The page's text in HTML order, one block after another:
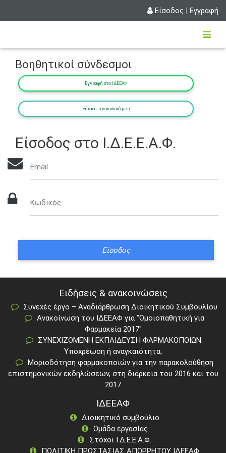
Είσοδος | Εγγραφή
Βοηθητικοί σύνδεσμοι
Εγγραφή στο ΙΔΕΕΑΦ
Ξέχασα τον κωδικό μου
Είσοδος στο Ι.Δ.Ε.Ε.Α.Φ.
Email
Κωδικός
Ειδήσεις & ανακοινώσεις
Συνεχές έργο – Αναδιάρθρωση Διοικητικού Συμβουλίου
Ανακοίνωση του ΙΔΕΕΑΦ για "Ομοιοπαθητική για
Φαρμακεία 2017"
ΣΥΝΕΧΙΖΟΜΕΝΗ ΕΚΠΑΙΔΕΥΣΗ ΦΑΡΜΑΚΟΠΟΙΩΝ:
Υποχρέωση ή αναγκαιότητα;
Μοριοδότηση φαρμακοποιών για την παρακολούθηση
επιστημονικών εκδηλώσεων, στη διάρκεια του 2016 και του
2017
ΙΔΕΕΑΦ
Διοικητικό συμβούλιο
Ομάδα εργασίας
Στόχοι Ι.Δ.Ε.Ε.Α.Φ.
ΠΟΛΙΤΙΚΗ ΠΡΟΣΤΑΣΙΑΣ ΑΠΟΡΡΗΤΟΥ ΙΔΕΕΑΦ